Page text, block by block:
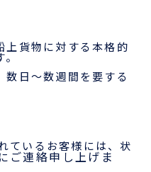
ち資料
貨物に対する本格的
。
日～数週間を要する
ているお客様には、状
ご連絡申し上げま